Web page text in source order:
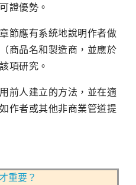
證優勢。
節應有系統地說明作者做
商品名和製造商，並應於
項研究。
前人建立的方法，並在適
作者或其他非商業管道提
重要？